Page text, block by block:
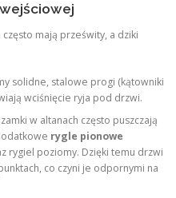
mają prześwity, a dziki
solidne, stalowe progi (kątowniki
wciśnięcie ryja pod drzwi.
w altanach często puszczają
rygle pionowe
rygiel poziomy. Dzięki temu drzwi
co czyni je odpornymi na